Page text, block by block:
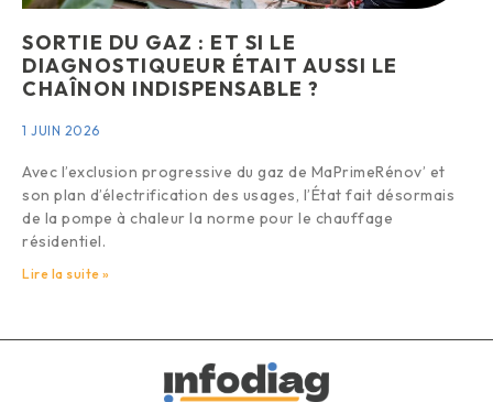
SORTIE DU GAZ : ET SI LE
DIAGNOSTIQUEUR ÉTAIT AUSSI LE
CHAÎNON INDISPENSABLE ?
1 JUIN 2026
Avec l’exclusion progressive du gaz de MaPrimeRénov’ et
son plan d’électrification des usages, l’État fait désormais
de la pompe à chaleur la norme pour le chauffage
résidentiel.
Lire la suite »